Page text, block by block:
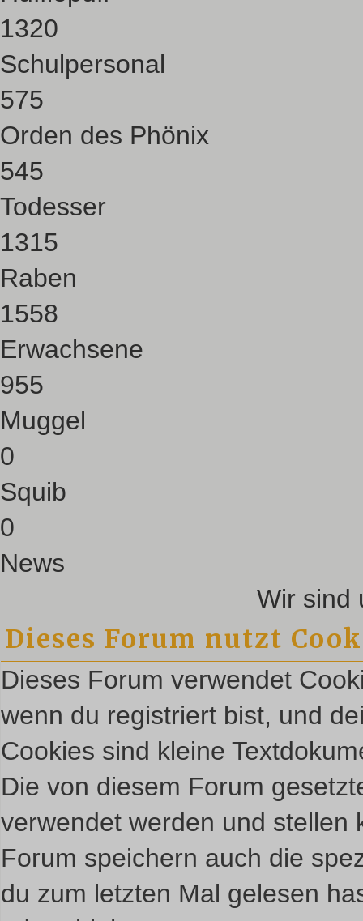
1320
Schulpersonal
575
Orden des Phönix
545
Todesser
1315
Raben
1558
Erwachsene
955
Muggel
0
Squib
0
News
Wir sind
Dieses Forum nutzt
Dieses Forum verwendet
wenn du registriert bist, und
Cookies sind kleine
Die von diesem Forum
verwendet werden und stellen
Forum speichern auch die
du zum letzten Mal gelesen